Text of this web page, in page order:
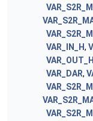
VAR_IN_H,
VAR_OUT_H
VAR_DAR,